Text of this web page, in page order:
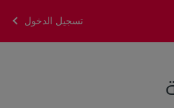
تسجيل الدخول